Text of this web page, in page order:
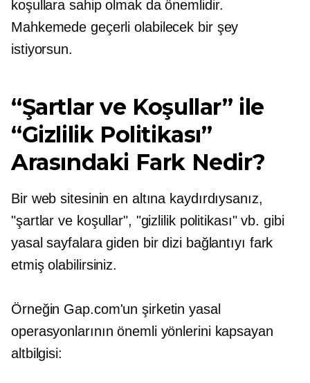
koşullara sahip olmak da önemlidir.
Mahkemede geçerli olabilecek bir şey
istiyorsun.
“Şartlar ve Koşullar” ile
“Gizlilik Politikası”
Arasındaki Fark Nedir?
Bir web sitesinin en altına kaydırdıysanız,
"şartlar ve koşullar", "gizlilik politikası" vb. gibi
yasal sayfalara giden bir dizi bağlantıyı fark
etmiş olabilirsiniz.
Örneğin Gap.com'un şirketin yasal
operasyonlarının önemli yönlerini kapsayan
altbilgisi: